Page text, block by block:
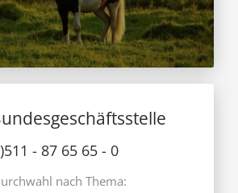
- 87 65 65 - 0
nach Thema: